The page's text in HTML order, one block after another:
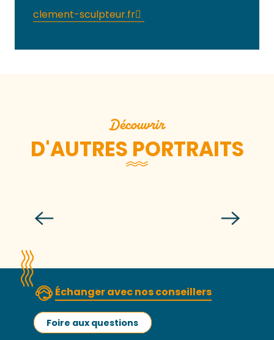
clement-sculpteur.fr
Découvrir
D'AUTRES PORTRAITS
Échanger avec nos conseillers
Foire aux questions